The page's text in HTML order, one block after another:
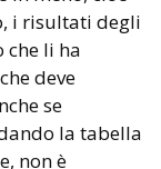
i risultati degli
che li ha
deve
se
la tabella
non è